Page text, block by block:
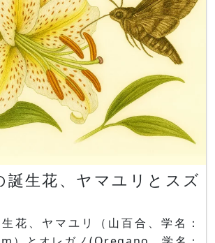
誕生花、ヤマユリとスズ
花、ヤマユリ（山百合、学名：